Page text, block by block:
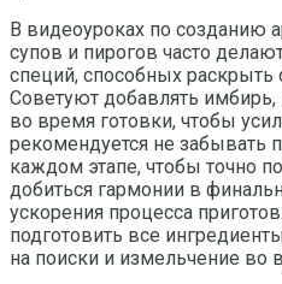
В видеоуроках по созданию
супов и пирогов часто
специй, способных
Советуют добавлять
во время готовки, чтобы
рекомендуется не забывать
каждом этапе, чтобы точно
добиться гармонии в
ускорения процесса
подготовить все
на поиски и измельчение во